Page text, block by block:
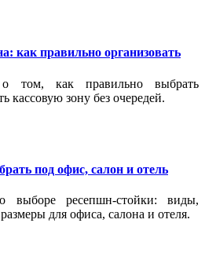
как правильно организовать
о том, как правильно выбрать
кассовую зону без очередей.
под офис, салон и отель
выборе ресепшн-стойки: виды,
для офиса, салона и отеля.